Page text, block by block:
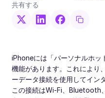
共有する
iPhoneには「パーソナルホッ
機能があります。これにより
ーデータ接続を使用してイン
この接続はWi-Fi、Bluetooth